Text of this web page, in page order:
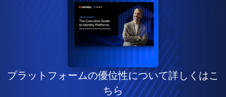
プラットフォームの優位性について詳しくはこ
ちら